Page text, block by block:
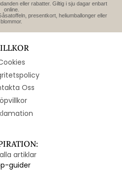
eller rabatter. Giltig i sju dagar enbart
online.
presentkort, heliumballonger eller
blommor.
Oss
artiklar
guider